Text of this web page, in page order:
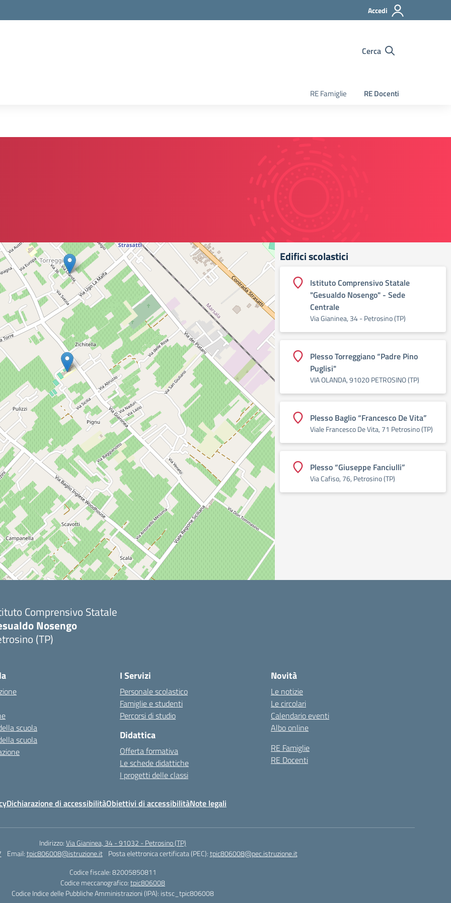
Accedi
Cerca
RE Famiglie RE Docenti
Edifici scolastici
Istituto Comprensivo Statale
"Gesualdo Nosengo" - Sede
Centrale
Via Gianinea, 34 - Petrosino (TP)
Plesso Torreggiano “Padre Pino
Puglisi"
VIA OLANDA, 91020 PETROSINO (TP)
Plesso Baglio “Francesco De Vita”
Viale Francesco De Vita, 71 Petrosino (TP)
Plesso “Giuseppe Fanciulli”
Via Cafiso, 76, Petrosino (TP)
Comprensivo Statale
Nosengo
(TP)
scuola
scuola
I Servizi
Personale scolastico
Famiglie e studenti
Percorsi di studio
Didattica
Offerta formativa
Le schede didattiche
I progetti delle classi
Novità
Le notizie
Le circolari
Calendario eventi
Albo online
RE Famiglie
RE Docenti
Dichiarazione di accessibilitàObiettivi di accessibilitàNote legali
Indirizzo:Via Gianinea, 34 - 91032 - Petrosino (TP)
Email:tpic806008@istruzione.it Posta elettronica certificata (PEC):tpic806008@pec.istruzione.it
Codice fiscale: 82005850811
Codice meccanografico:tpic806008
Codice Indice delle Pubbliche Amministrazioni (IPA): istsc_tpic806008